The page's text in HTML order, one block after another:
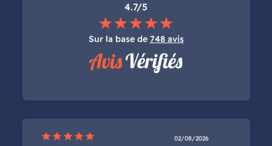
4.7/5
Sur la base de 748 avis
star star star star star 02/08/2026